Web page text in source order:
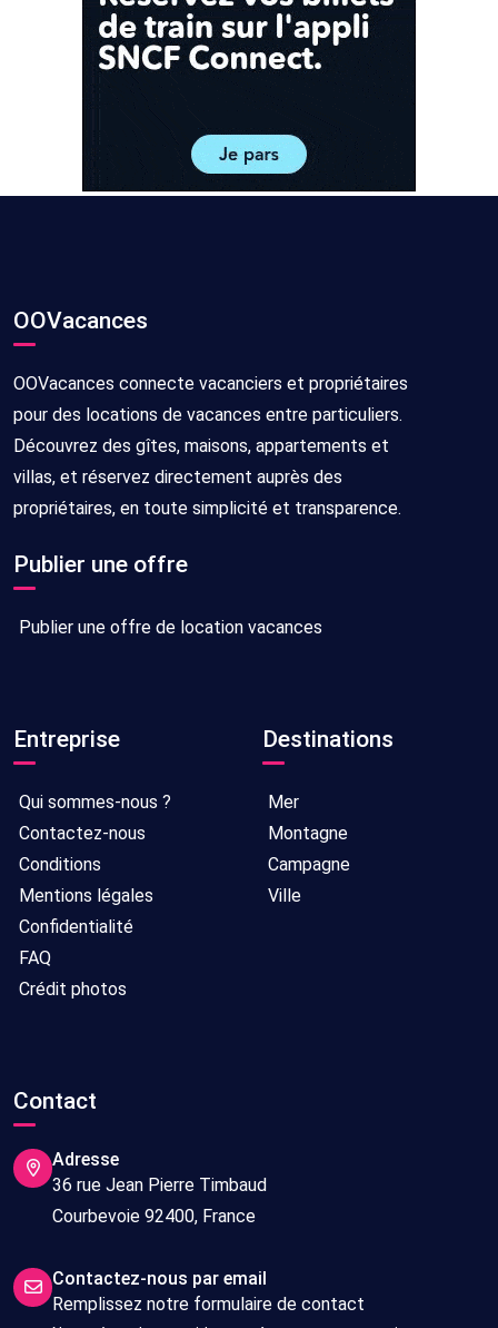
OOVacances
OOVacances connecte vacanciers et propriétaires
pour des locations de vacances entre particuliers.
Découvrez des gîtes, maisons, appartements et
villas, et réservez directement auprès des
propriétaires, en toute simplicité et transparence.
Publier une offre
Publier une offre de location vacances
Entreprise
Qui sommes-nous ?
Contactez-nous
Conditions
Mentions légales
Confidentialité
FAQ
Crédit photos
Destinations
Mer
Montagne
Campagne
Ville
Contact
Adresse
36 rue Jean Pierre Timbaud
Courbevoie 92400, France
Contactez-nous par email
Remplissez notre formulaire de contact